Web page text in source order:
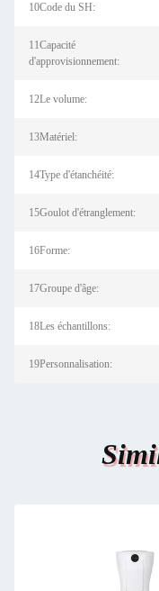
10Code du SH:
11Capacité
d'approvisionnement:
12Le volume:
13Matériel:
14Type d'étanchéité:
15Goulot d'étranglement:
16Forme:
17Groupe d'âge:
18Les échantillons:
19Personnalisation: